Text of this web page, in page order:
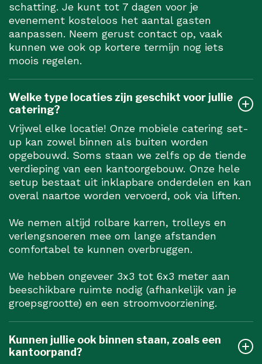
schatting. Je kunt tot 7 dagen voor je
evenement kosteloos het aantal gasten
aanpassen. Neem gerust contact op, vaak
kunnen we ook op kortere termijn nog iets
moois regelen.
Welke type locaties zijn geschikt voor jullie
catering?
Vrijwel elke locatie! Onze mobiele catering set-
up kan zowel binnen als buiten worden
opgebouwd. Soms staan we zelfs op de tiende
verdieping van een kantoorgebouw. Onze hele
setup bestaat uit inklapbare onderdelen en kan
overal naartoe worden vervoerd, ook via liften.
We nemen altijd rolbare karren, trolleys en
verlengsnoeren mee om lange afstanden
comfortabel te kunnen overbruggen.
We hebben ongeveer 3x3 tot 6x3 meter aan
beeschikbare ruimte nodig (afhankelijk van je
groepsgrootte) en een stroomvoorziening.
Kunnen jullie ook binnen staan, zoals een
kantoorpand?